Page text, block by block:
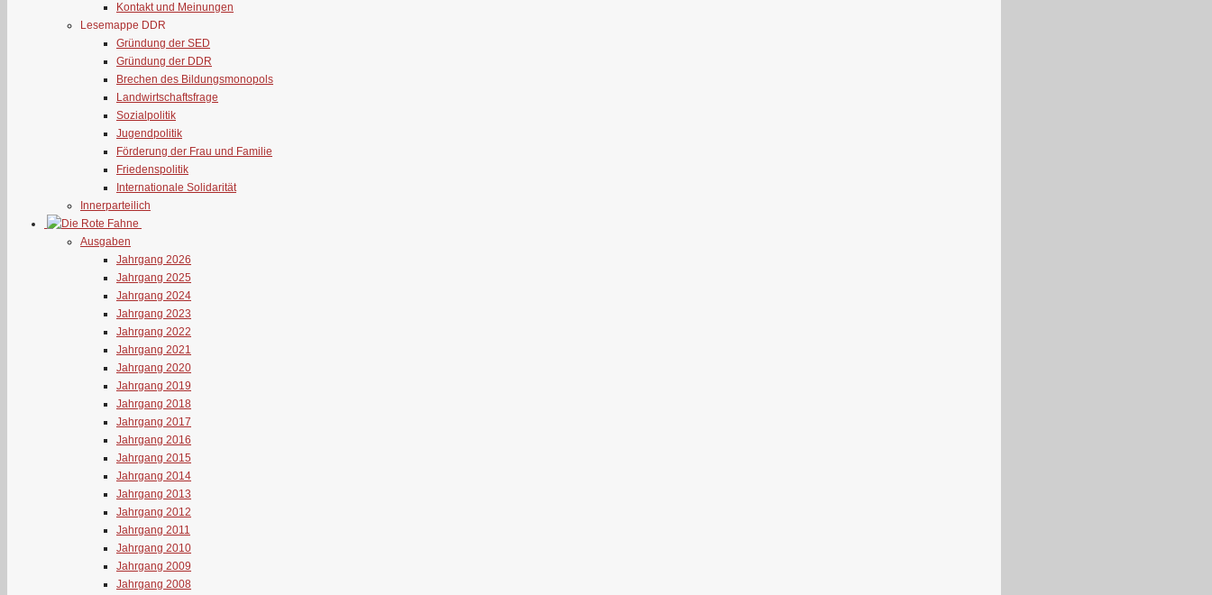
Kontakt und Meinungen
Lesemappe DDR
Gründung der SED
Gründung der DDR
Brechen des Bildungsmonopols
Landwirtschaftsfrage
Sozialpolitik
Jugendpolitik
Förderung der Frau und Familie
Friedenspolitik
Internationale Solidarität
Innerparteilich
Ausgaben
Jahrgang 2026
Jahrgang 2025
Jahrgang 2024
Jahrgang 2023
Jahrgang 2022
Jahrgang 2021
Jahrgang 2020
Jahrgang 2019
Jahrgang 2018
Jahrgang 2017
Jahrgang 2016
Jahrgang 2015
Jahrgang 2014
Jahrgang 2013
Jahrgang 2012
Jahrgang 2011
Jahrgang 2010
Jahrgang 2009
Jahrgang 2008